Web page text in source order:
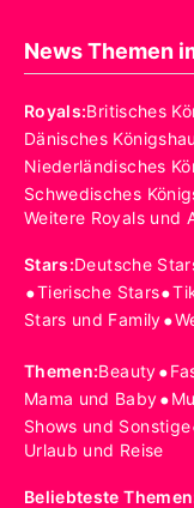
News Themen
Royals:Britisches
Dänisches
Niederländisches
Schwedisches
Weitere Royals und
Stars:Deutsche
•Tierische Stars•
Stars und Family•
Themen:Beauty•
Mama und Baby•
Shows und Sonstige
Urlaub und Reise
Beliebteste Themen